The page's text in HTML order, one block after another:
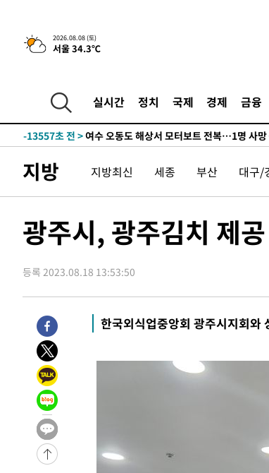
2026.08.08 (토)
서울 34.3℃
실시간 정치 국제 경제 금융
-22830초 전 >강릉에 시간당 81.4㎜ 물폭탄…도로 잠기고 담
-14181초 전 >
남자 농구, 나고야 아시안게임서 '홈팀' 일본
-9784초 전 > 극한폭염 한풀 꺾이지만…'낮 최고 35도' 무더
-5319초 전 >
[속보]'압수수색·성접대 논란' 축구협회 "실
송"
1시간 전 >'최고 37도' 폭염 지속…강원동해안 최대 150㎜
3시간 전 >
[속보]뉴욕증시 상승 마감…S&P 0.6% 나스닥
-30884초 전 >낮 최고 35도 '무더위'…동해안 시간당 30㎜
틀레티코 이적"
-29936초 전 >수도권 40도 육박 '펄펄'…동해안 일부 지역엔
-28905초 전 >온열질환 사망자 3명 늘어…누적 환자 3000
-22850초 전 >
강릉에 시간당 81.4㎜ 물폭탄…도로 잠기고
-18957초 전 >
백운산서 80년근 천종산삼 9뿌리 발견…감정
-16667초 전 >
-14201초 전 >
남자 농구, 나고야 아시안게임서 '홈팀' 일본과
-13577초 전 >
-9804초 전 >
주 날씨]
-6822초 전 >
-5339초 전 >
[속보]'압수수색·성접대 논란' 축구협회 "실망
지방 지방최신 세종 부산 대구/
광주시, 광주김치 제
등록 2023.08.18 13:53:50
한국외식업중앙회 광주시지회와